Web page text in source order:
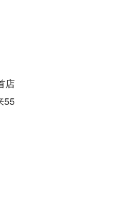
店
55